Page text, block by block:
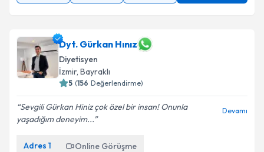
Dyt. Gürkan Hınız
Diyetisyen
İzmir, Bayraklı
5 (156 Değerlendirme)
Sevgili Gürkan Hiniz çok özel bir insan! Onunla
yaşadığım deneyim...
Devamı
Adres 1 Online Görüşme